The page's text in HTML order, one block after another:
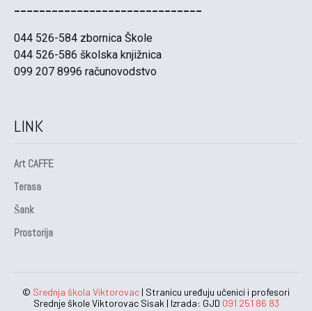
044 526-584 zbornica Škole
044 526-586 školska knjižnica
099 207 8996 računovodstvo
LINK
Art CAFFE
Terasa
Šank
Prostorija
© Srednja škola Viktorovac | Stranicu uređuju učenici i profesori
Srednje škole Viktorovac Sisak | Izrada: GJD 091 251 86 83